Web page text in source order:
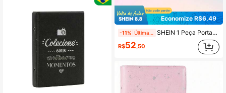
Economize R$6,49
-11% SHEIN 1 Peça Porta-Cartão de Álbum para Armazenar Cartões de Visita e Coletar Fotos, Porta-Cartão de Fotos/Jogos com 256 Bolsos, Álbum de Fotos Mini de 3 Polegadas Adequado para Câmeras Instantâneas 7s 8 8+ 9 11 25 26 50s 70 90, Armazenamento e Coleção de Fotos
R$52,50